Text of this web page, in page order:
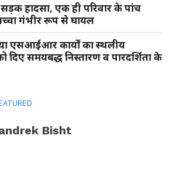
सड़क हादसा, एक ही परिवार के पांच
गंभीर रूप से घायल
एसआईआर कार्यों का स्थलीय
दिए समयबद्ध निस्तारण व पारदर्शिता के
Bisht